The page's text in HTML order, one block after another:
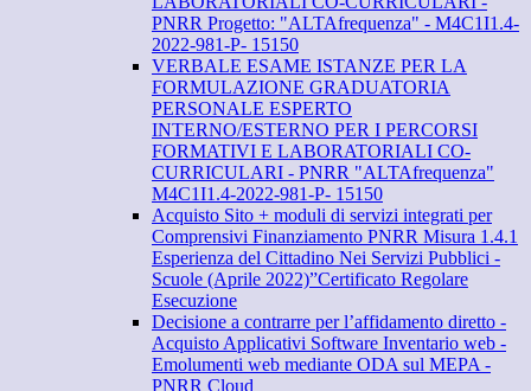
PNRR Progetto: "ALTAfrequenza" - M4C1I1.4-
2022-981-P- 15150
VERBALE ESAME ISTANZE PER LA
FORMULAZIONE GRADUATORIA
PERSONALE ESPERTO
INTERNO/ESTERNO PER I PERCORSI
FORMATIVI E LABORATORIALI CO-
CURRICULARI - PNRR "ALTAfrequenza"
M4C1I1.4-2022-981-P- 15150
Acquisto Sito + moduli di servizi integrati per
Comprensivi Finanziamento PNRR Misura 1.4.1
Esperienza del Cittadino Nei Servizi Pubblici -
Scuole (Aprile 2022)”Certificato Regolare
Esecuzione
Decisione a contrarre per l’affidamento diretto -
Acquisto Applicativi Software Inventario web -
Emolumenti web mediante ODA sul MEPA -
PNRR Cloud